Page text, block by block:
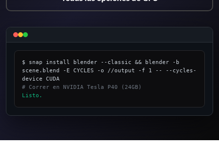
$ snap install blender --classic && blender -b
scene.blend -E CYCLES -o //output -f 1 -- --cycles-
# Correr en NVIDIA Tesla P40 (24GB)
Listo.